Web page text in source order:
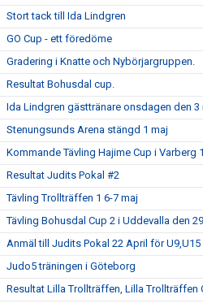
Stort tack till Ida Lindgren
GO Cup - ett föredöme
Gradering i Knatte och Nybörjargruppen.
Resultat Bohusdal cup.
Ida Lindgren gästtränare onsdagen den 3
Stenungsunds Arena stängd 1 maj
Kommande Tävling Hajime Cup i Varberg
Resultat Judits Pokal #2
Tävling Trollträffen 1 6-7 maj
Tävling Bohusdal Cup 2 i Uddevalla den
Anmäl till Judits Pokal 22 April för U9,U15
Judo5 träningen i Göteborg
Resultat Lilla Trollträffen, Lilla Trollträffen